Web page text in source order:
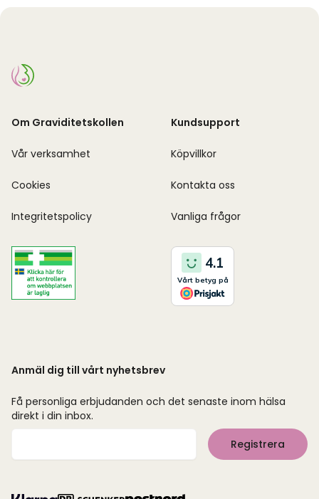
Om Graviditetskollen
Vår verksamhet
Cookies
Integritetspolicy
Kundsupport
Köpvillkor
Kontakta oss
Vanliga frågor
Anmäl dig till vårt nyhetsbrev
Få personliga erbjudanden och det senaste inom hälsa
direkt i din inbox.
Registrera